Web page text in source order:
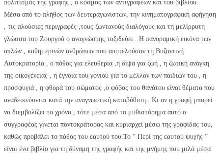
πολιτισμός της γραφής , ο κόσμος των αντιγραφέων και του βιβλίου.
Μέσα από το πλήθος των δευτεραγωνιστών, την κινηματογραφική αφήγηση
, τις πλούσιες περιγραφές ,τους ζωντανούς διαλόγους και τη μελίρρυτη
γλώσσα του Ζουργού ο αναγνώστης ταξιδεύει . ‌Η πανοραμική εικόνα των
απλών , καθημερινών ανθρώπων που αποτελούσαν τη Βυζαντινή
Αυτοκρατορία , ο πόθος για ελευθερία ,η δίψα για ζωή , η ζωτική ανάγκη
της οικογένειας , η έγνοια του γονιού για το μέλλον των παιδιών του , η
προσφυγιά , η φθορά του σώματος ,ο φόβος του θανάτου είναι θέματα που
αναδεικνύονται κατά την αναγνωστική καταβύθιση . ‌Κι αν η γραφή μπορεί
να διεμβολίζει το χρόνο , τότε μέσα από το μυθιστόρημα αυτό ο
συγγραφέας γίνεται παντοκράτορας και κυριαρχεί μέσω της γραφίδας του,
καθώς προβάλει το πάθος του εαυτού του.Το ” Περί της εαυτού ψυχής ”
είναι ένα βιβλίο για τη δύναμη της γραφής και της μνήμης που μιλά μέσα